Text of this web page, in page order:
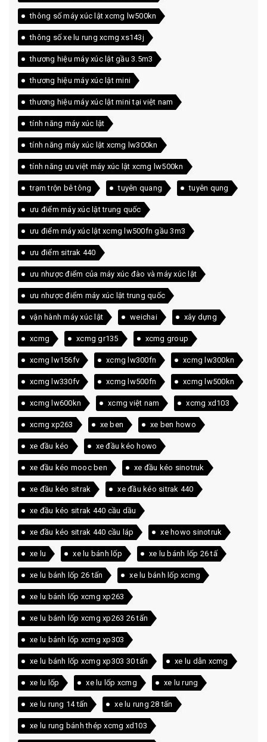
thông số máy xúc lật xcmg lw500kn
thông số xe lu rung xcmg xs143j
thương hiệu máy xúc lật gầu 3.5m3
thương hiệu máy xúc lật mini
thương hiệu máy xúc lật mini tại việt nam
tính năng máy xúc lật
tính năng máy xúc lật xcmg lw300kn
tính năng ưu việt máy xúc lật xcmg lw500kn
trạm trộn bê tông tuyên quang tuyên qung
ưu điểm máy xúc lật trung quốc
ưu điểm máy xúc lật xcmg lw500fn gầu 3m3
ưu điểm sitrak 440
ưu nhược điểm của máy xúc đào và máy xúc lật
ưu nhược điểm máy xúc lật trung quốc
vận hành máy xúc lật weichai xây dựng
xcmg xcmg gr135 xcmg group
xcmg lw156fv xcmg lw300fn xcmg lw300kn
xcmg lw330fv xcmg lw500fn xcmg lw500kn
xcmg lw600kn xcmg việt nam xcmg xd103
xcmg xp263 xe ben xe ben howo
xe đầu kéo xe đầu kéo howo
xe đầu kéo mooc ben xe đầu kéo sinotruk
xe đầu kéo sitrak xe đầu kéo sitrak 440
xe đầu kéo sitrak 440 cầu dầu
xe đầu kéo sitrak 440 cầu láp xe howo sinotruk
xe lu xe lu bánh lốp xe lu bánh lốp 26 tấ
xe lu bánh lốp 26 tấn xe lu bánh lốp xcmg
xe lu bánh lốp xcmg xp263
xe lu bánh lốp xcmg xp263 26 tấn
xe lu bánh lốp xcmg xp303
xe lu bánh lốp xcmg xp303 30 tấn xe lu dẫn xcmg
xe lu lốp xe lu lốp xcmg xe lu rung
xe lu rung 14 tấn xe lu rung 28 tấn
xe lu rung bánh thép xcmg xd103